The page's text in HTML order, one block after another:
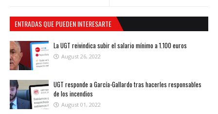
ENTRADAS QUE PUEDEN INTERESARTE
La UGT reivindica subir el salario mínimo a 1.100 euros
August 26, 2022
UGT responde a García-Gallardo tras hacerles responsables
de los incendios
August 01, 2022